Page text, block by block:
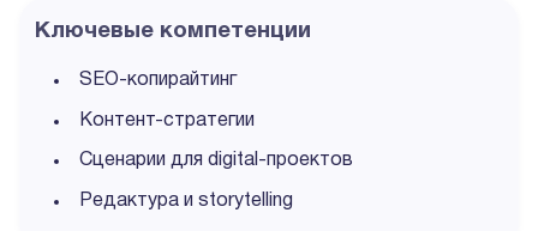
Ключевые компетенции
SEO-копирайтинг
Контент-стратегии
Сценарии для digital-проектов
Редактура и storytelling